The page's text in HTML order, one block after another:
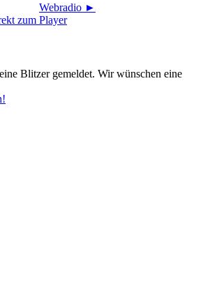
Webradio ►
zum Player
Blitzer gemeldet. Wir wünschen eine